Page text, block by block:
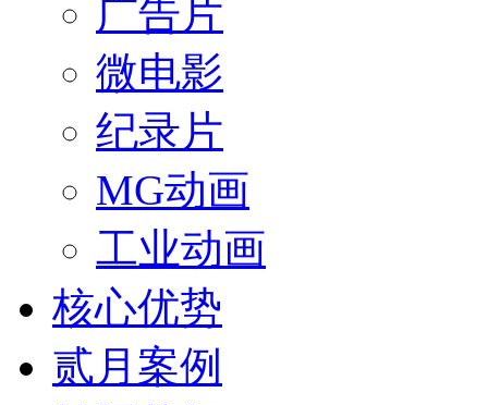
广告片
微电影
纪录片
MG动画
工业动画
核心优势
贰月案例